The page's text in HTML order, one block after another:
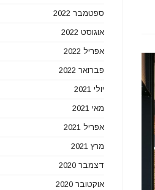
ספטמבר 2022
אוגוסט 2022
אפריל 2022
פברואר 2022
יולי 2021
מאי 2021
אפריל 2021
מרץ 2021
דצמבר 2020
אוקטובר 2020